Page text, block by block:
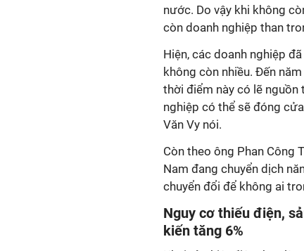
nước. Do vậy khi không
còn doanh nghiệp than
Hiện, các doanh nghiệp
không còn nhiều. Đến năm
thời điểm này có lẽ nguồn
nghiệp có thể sẽ đóng cửa
Văn Vy nói.
Còn theo ông Phan Công
Nam đang chuyển dịch
chuyển đổi để không ai
Nguy cơ thiếu điện,
kiến tăng 6%